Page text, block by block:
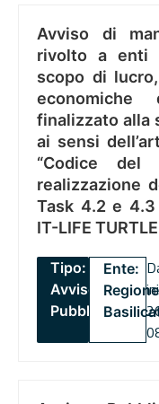
Avviso di
rivolto a enti
scopo di
economiche
finalizzato alla
ai sensi
“Codice
realizzazione
Task 4.2 e 4.3
IT-LIFE
Tipo:
Avviso
Pubblico
Ente:
Regione